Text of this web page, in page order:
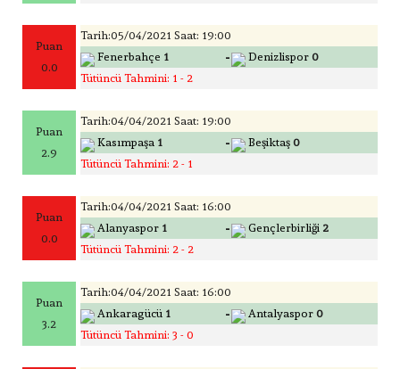
Puan
0.0
Tarih:05/04/2021 Saat: 19:00
Fenerbahçe 1 - Denizlispor 0
Tütüncü Tahmini: 1 - 2
Puan
2.9
Tarih:04/04/2021 Saat: 19:00
Kasımpaşa 1 - Beşiktaş 0
Tütüncü Tahmini: 2 - 1
Puan
0.0
Tarih:04/04/2021 Saat: 16:00
Alanyaspor 1 - Gençlerbirliği 2
Tütüncü Tahmini: 2 - 2
Puan
3.2
Tarih:04/04/2021 Saat: 16:00
Ankaragücü 1 - Antalyaspor 0
Tütüncü Tahmini: 3 - 0